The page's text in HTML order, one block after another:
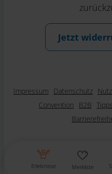
Erlebnisse Merkliste
Jetzt
Impressum Datenschutz
Convention
B2B Tipps